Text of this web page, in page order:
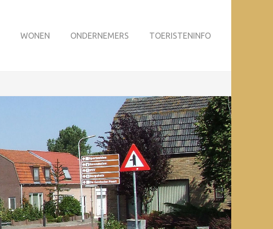
WONEN ONDERNEMERS TOERISTENINFO